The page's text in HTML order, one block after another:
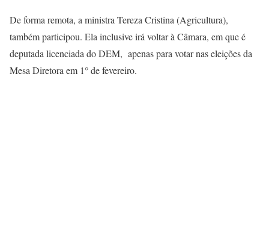
De forma remota, a ministra Tereza Cristina (Agricultura),
também participou. Ela inclusive irá voltar à Câmara, em que é
deputada licenciada do DEM, apenas para votar nas eleições da
Mesa Diretora em 1° de fevereiro.